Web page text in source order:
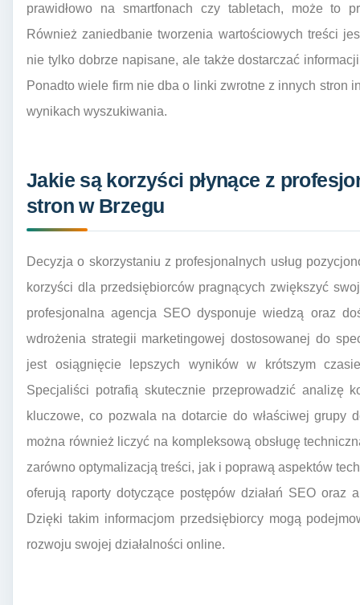
prawidłowo na smartfonach czy tabletach, może to
Również zaniedbanie tworzenia wartościowych treści
nie tylko dobrze napisane, ale także dostarczać
Ponadto wiele firm nie dba o linki zwrotne z innych stron
wynikach wyszukiwania.
Jakie są korzyści płynące z
stron w Brzegu
Decyzja o skorzystaniu z profesjonalnych usług
korzyści dla przedsiębiorców pragnących zwiększyć
profesjonalna agencja SEO dysponuje wiedzą oraz
wdrożenia strategii marketingowej dostosowanej do
jest osiągnięcie lepszych wyników w krótszym
Specjaliści potrafią skutecznie przeprowadzić analizę
kluczowe, co pozwala na dotarcie do właściwej grupy
można również liczyć na kompleksową obsługę
zarówno optymalizacją treści, jak i poprawą aspektów
oferują raporty dotyczące postępów działań SEO oraz
Dzięki takim informacjom przedsiębiorcy mogą
rozwoju swojej działalności online.